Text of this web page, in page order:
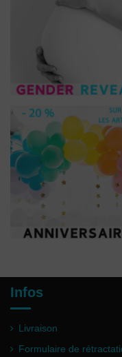
Infos
Livraison
Formulaire de